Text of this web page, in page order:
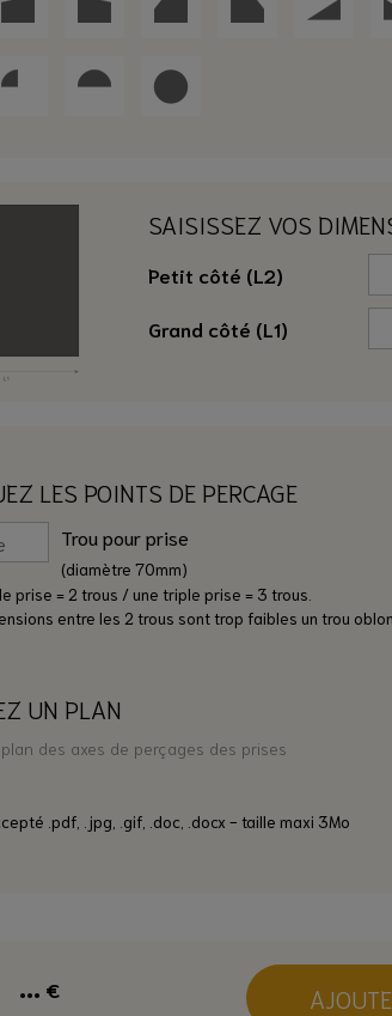
SAISISSEZ VOS
Petit côté (L2)
Grand côté (L1)
LES POINTS DE PERCAGE
Trou pour prise
(diamètre 70mm)
prise = 2 trous / une triple prise = 3 trous.
entre les 2 trous sont trop faibles un trou
UN PLAN
des axes de perçages des prises
.pdf, .jpg, .gif, .doc, .docx - taille maxi 3Mo
... €